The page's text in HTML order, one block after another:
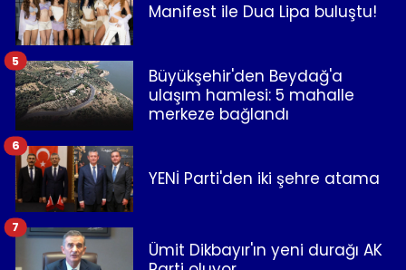
Manifest ile Dua Lipa buluştu!
Büyükşehir'den Beydağ'a
ulaşım hamlesi: 5 mahalle
merkeze bağlandı
5
YENİ Parti'den iki şehre atama
6
Ümit Dikbayır'ın yeni durağı AK
7